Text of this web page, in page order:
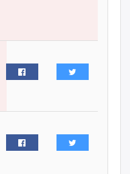
хийх нь залуусын
Б.Оюунбилэг:
Б.Чинбат гэж хүн